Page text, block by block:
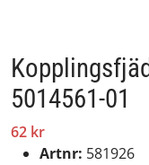
5014561-01
62 kr
Artnr: 581926